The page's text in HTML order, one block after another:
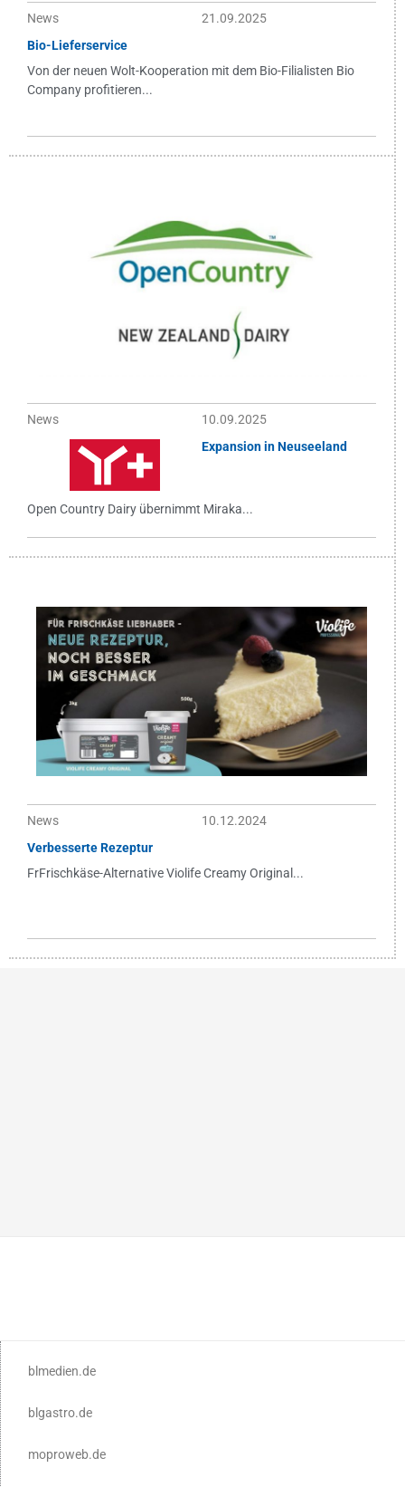
News
21.09.2025
Bio-Lieferservice
Von der neuen Wolt-Kooperation mit dem Bio-Filialisten Bio
Company profitieren...
News
10.09.2025
Expansion in Neuseeland
Open Country Dairy übernimmt Miraka...
News
10.12.2024
Verbesserte Rezeptur
FrFrischkäse-Alternative Violife Creamy Original...
blmedien.de
blgastro.de
moproweb.de